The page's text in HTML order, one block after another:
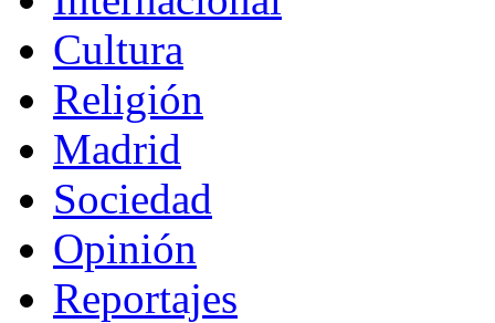
Cultura
Religión
Madrid
Sociedad
Opinión
Reportajes